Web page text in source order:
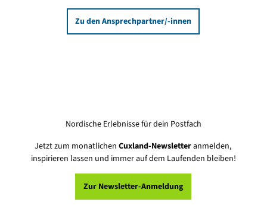
Zu den Ansprechpartner/-innen
Nordische Erlebnisse für dein Postfach
Jetzt zum monatlichenCuxland-Newsletteranmelden,
inspirieren lassen und immer auf dem Laufenden bleiben!
Zur Newsletter-Anmeldung